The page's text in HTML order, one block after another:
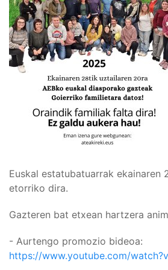
Euskal estatubatuarrak ekainaren
etorriko dira.
Gazteren bat etxean hartzera
- Aurtengo promozio bideoa:
https://www.youtube.com/